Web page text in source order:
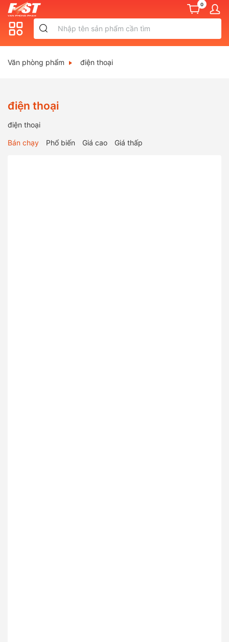
0
Văn phòng phẩm điện thoại
điện thoại
điện thoại
Bán chạy Phổ biến Giá cao Giá thấp